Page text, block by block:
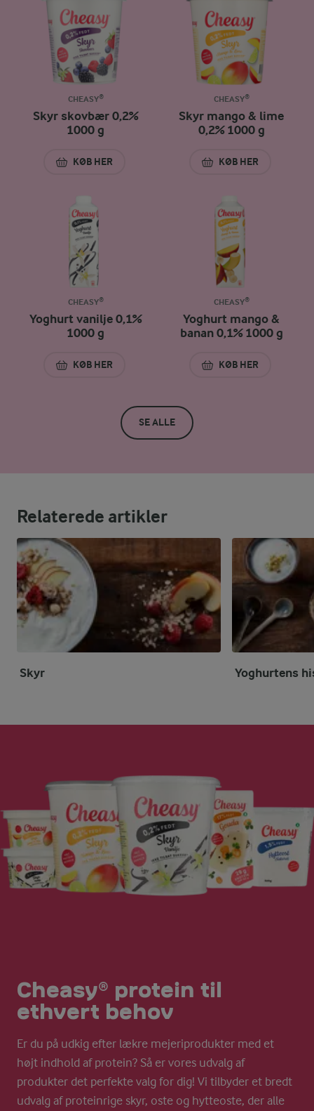
CHEASY®
Skyr skovbær 0,2%
1000 g
KØB HER
SKYR SKOVBÆR 0,2% 1000 G
CHEASY®
Skyr mango & lime
0,2% 1000 g
KØB HER
SKYR MANGO &
CHEASY®
Yoghurt vanilje 0,1%
1000 g
KØB HER
YOGHURT VANILJE 0,1% 1000 G
CHEASY®
Yoghurt mango &
banan 0,1% 1000 g
KØB HER
YOGHURT
SE ALLE
Relaterede artikler
Skyr Yoghurtens
Cheasy® protein til
ethvert behov
Er du på udkig efter lækre mejeriprodukter med et
højt indhold af protein? Så er vores udvalg af
produkter det perfekte valg for dig! Vi tilbyder et bredt
udvalg af proteinrige skyr, oste og hytteoste, der alle